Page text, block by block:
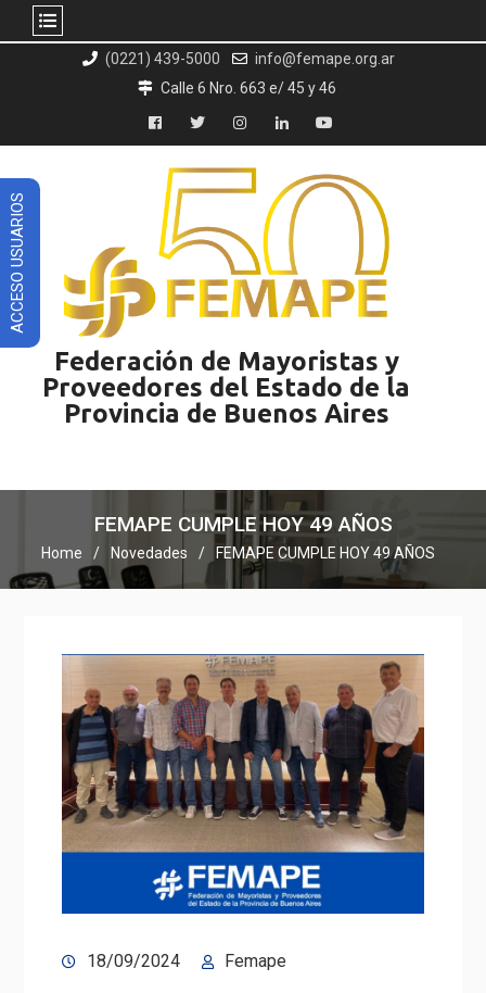
(0221) 439-5000
info@femape.org.ar
Calle 6 Nro. 663 e/ 45 y 46
Facebook
TwitterInstagramLinkedInYouTube
Federación de Mayoristas y
Proveedores del Estado de la
Provincia de Buenos Aires
FEMAPE CUMPLE HOY 49 AÑOS
Home Novedades FEMAPE CUMPLE HOY 49 AÑOS
18/09/2024 Femape
ACCESO USUARIOS